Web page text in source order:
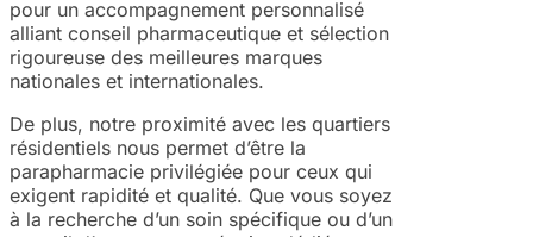
pour un accompagnement personnalisé
alliant conseil pharmaceutique et sélection
rigoureuse des meilleures marques
nationales et internationales.
De plus, notre proximité avec les quartiers
résidentiels nous permet d’être la
parapharmacie privilégiée pour ceux qui
exigent rapidité et qualité. Que vous soyez
à la recherche d’un soin spécifique ou d’un